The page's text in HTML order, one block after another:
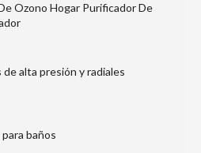
Ozono Hogar Purificador De
alta presión y radiales
baños